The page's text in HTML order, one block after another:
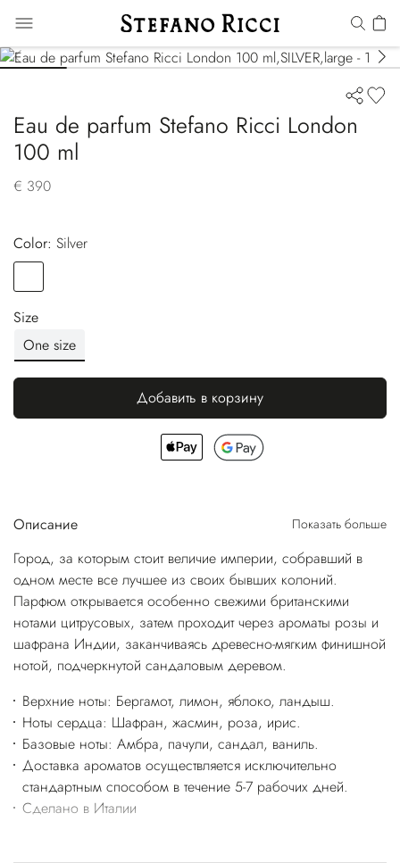
Eau de parfum Stefano Ricci London
100 ml
€ 390
Color:
silver
Size
One size
Добавить в корзину
Описание Показать больше
Город, за которым стоит величие империи, собравший в
одном месте все лучшее из своих бывших колоний.
Парфюм открывается особенно свежими британскими
нотами цитрусовых, затем проходит через ароматы розы и
шафрана Индии, заканчиваясь древесно-мягким финишной
нотой, подчеркнутой сандаловым деревом.
Верхние ноты: Бергамот, лимон, яблоко, ландыш.
Ноты сердца: Шафран, жасмин, роза, ирис.
Базовые ноты: Амбра, пачули, сандал, ваниль.
Доставка ароматов осуществляется исключительно
стандартным способом в течение 5-7 рабочих дней.
Сделано в Италии